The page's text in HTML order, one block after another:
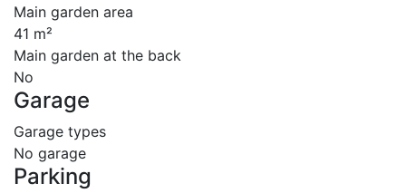
Main garden area
41 m²
Main garden at the back
No
Garage
Garage types
No garage
Parking